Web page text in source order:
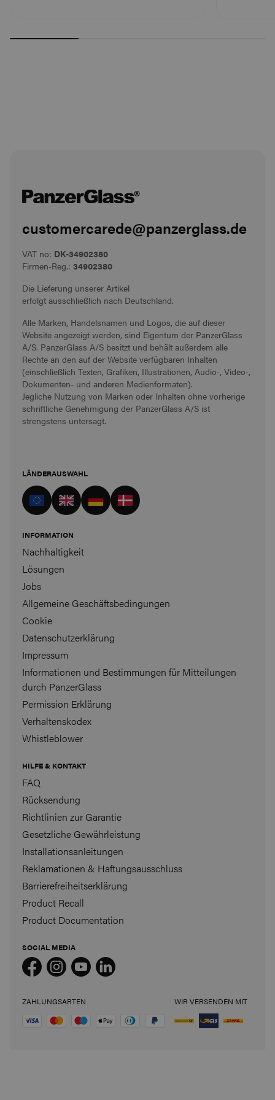
customercarede@panzerglass.de
VAT no: DK-34902380
Firmen-Reg.: 34902380
Die Lieferung unserer Artikel
erfolgt ausschließlich nach Deutschland.
Alle Marken, Handelsnamen und Logos, die auf dieser
Website angezeigt werden, sind Eigentum der PanzerGlass
A/S. PanzerGlass A/S besitzt und behält außerdem alle
Rechte an den auf der Website verfügbaren Inhalten
(einschließlich Texten, Grafiken, Illustrationen, Audio-, Video-,
Dokumenten- und anderen Medienformaten).
Jegliche Nutzung von Marken oder Inhalten ohne vorherige
schriftliche Genehmigung der PanzerGlass A/S ist
strengstens untersagt.
LÄNDERAUSWAHL
INFORMATION
Nachhaltigkeit
Lösungen
Jobs
Allgemeine Geschäftsbedingungen
Cookie
Datenschutzerklärung
Impressum
Informationen und Bestimmungen für Mitteilungen
durch PanzerGlass
Permission Erklärung
Verhaltenskodex
Whistleblower
HILFE & KONTAKT
FAQ
Rücksendung
Richtlinien zur Garantie
Gesetzliche Gewährleistung
Installationsanleitungen
Reklamationen & Haftungsausschluss
Barrierefreiheitserklärung
Product Recall
Product Documentation
SOCIAL MEDIA
ZAHLUNGSARTEN WIR VERSENDEN MIT